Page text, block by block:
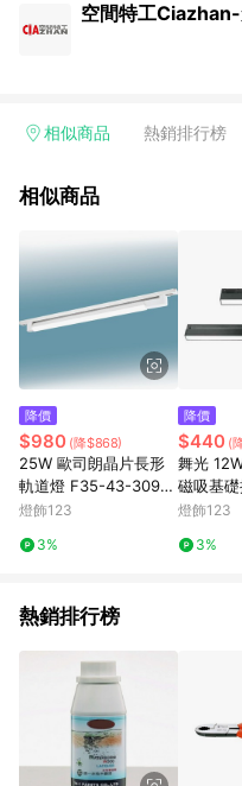
空間特工
相似商品 熱銷排行榜
相似商品
降價
$980 (降$868)
25W 歐司朗晶片長形
軌道燈 F35-43-3093
2
燈飾123
3%
降價
$440 (
舞光
磁吸基
ED-
燈飾123
3%
熱銷排行榜